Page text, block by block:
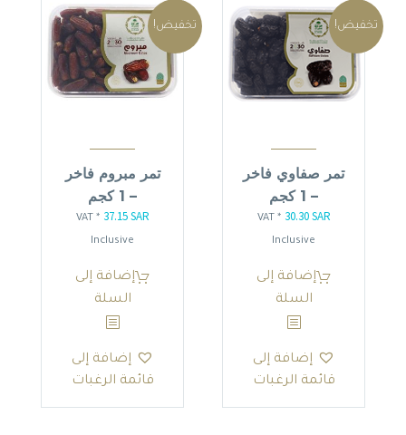
تخفيض!
تمر صفاوي فاخر
– 1 كجم
السعر
الأصلي
35.65 SAR.
30.30SAR
السعر
الحالي
30.30 SAR.
* VAT
Inclusive
إضافة إلى
السلة
إضافة إلى
قائمة الرغبات
تخفيض!
تمر مبروم فاخر
– 1 كجم
السعر
الأصلي
43.70 SAR.
37.15SAR
السعر
الحالي
37.15 SAR.
* VAT
Inclusive
إضافة إلى
السلة
إضافة إلى
قائمة الرغبات